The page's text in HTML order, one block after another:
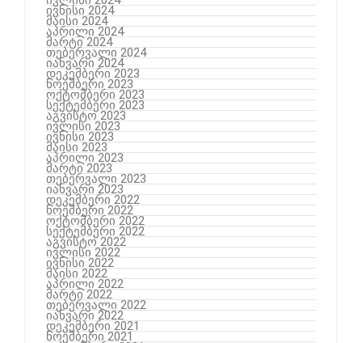
ივნისი 2024
მაისი 2024
აპრილი 2024
მარტი 2024
თებერვალი 2024
იანვარი 2024
დეკემბერი 2023
ნოემბერი 2023
ოქტომბერი 2023
სექტემბერი 2023
აგვისტო 2023
ივლისი 2023
ივნისი 2023
მაისი 2023
აპრილი 2023
მარტი 2023
თებერვალი 2023
იანვარი 2023
დეკემბერი 2022
ნოემბერი 2022
ოქტომბერი 2022
სექტემბერი 2022
აგვისტო 2022
ივლისი 2022
ივნისი 2022
მაისი 2022
აპრილი 2022
მარტი 2022
თებერვალი 2022
იანვარი 2022
დეკემბერი 2021
ნოემბერი 2021